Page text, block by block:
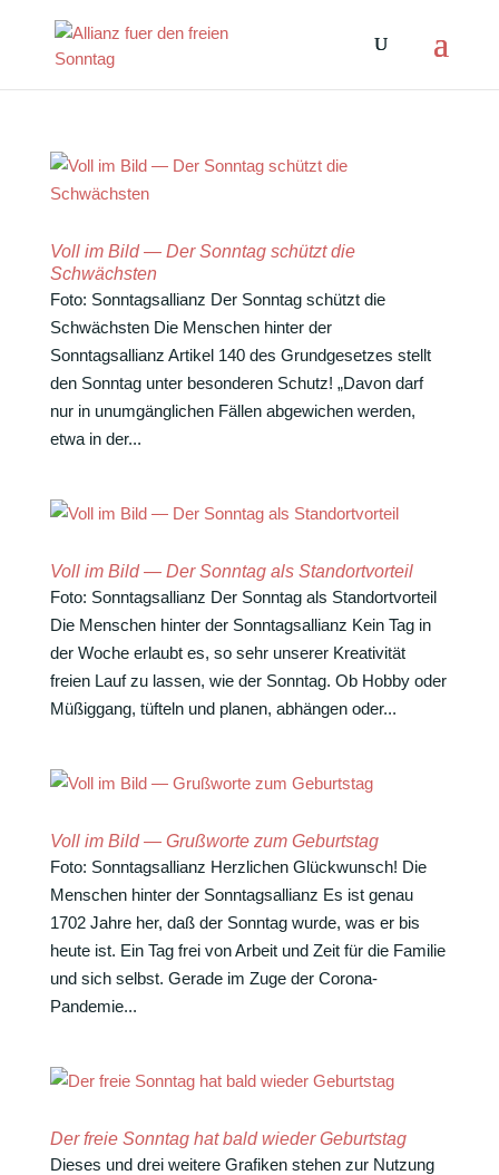
Voll im Bild — Der Sonntag schützt die
Schwächsten
Foto: Sonn­tags­al­lianz Der Sonntag schützt die
Schwächsten Die Menschen hinter der
Sonntagsallianz Artikel 140 des Grund­ge­setzes stellt
den Sonntag unter beson­deren Schutz! „Davon darf
nur in unum­gäng­li­chen Fällen abge­wi­chen werden,
etwa in der...
Voll im Bild — Der Sonntag als Standortvorteil
Foto: Sonn­tags­al­lianz Der Sonntag als Standortvorteil
Die Menschen hinter der Sonntagsallianz Kein Tag in
der Woche erlaubt es, so sehr unserer Krea­ti­vität
freien Lauf zu lassen, wie der Sonntag. Ob Hobby oder
Müßig­gang, tüfteln und planen, abhängen oder...
Voll im Bild — Grußworte zum Geburtstag
Foto: Sonn­tags­al­lianz Herz­li­chen Glückwunsch! Die
Menschen hinter der Sonntagsallianz Es ist genau
1702 Jahre her, daß der Sonntag wurde, was er bis
heute ist. Ein Tag frei von Arbeit und Zeit für die Familie
und sich selbst. Gerade im Zuge der Corona-
Pandemie...
Der freie Sonntag hat bald wieder Geburtstag
Dieses und drei weitere Grafiken stehen zur Nutzung